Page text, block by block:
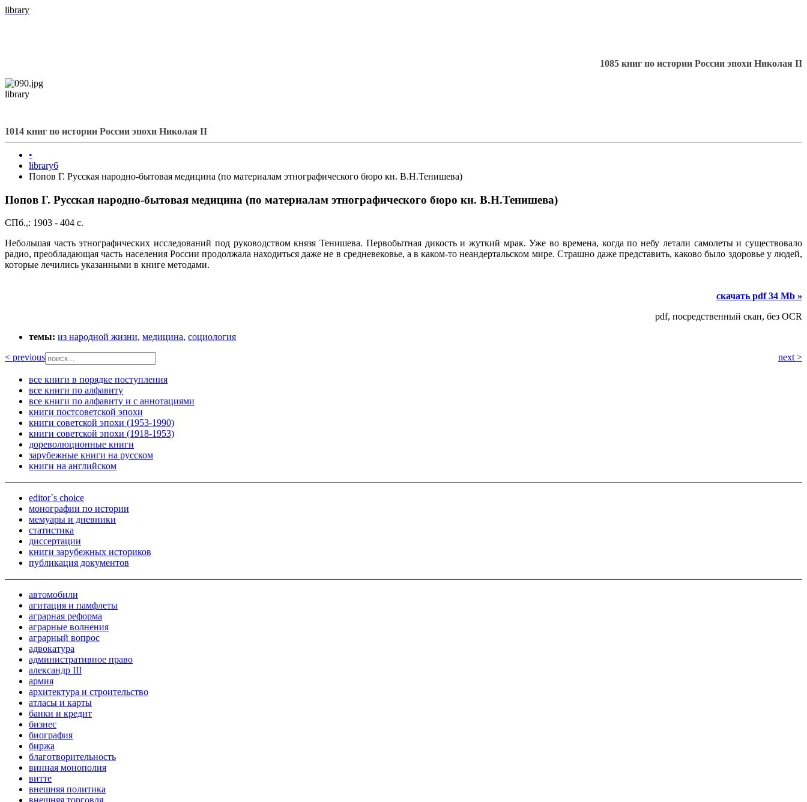
library
1085 книг по истории России эпохи Николая II
library
1014 книг по истории России эпохи Николая II
•
library6
Попов Г. Русская народно-бытовая медицина (по материалам этнографического бюро кн. В.Н.Тенишева)
Попов Г. Русская народно-бытовая медицина (по материалам этнографического бюро кн. В.Н.Тенишева)
СПб.,: 1903 - 404 с.
Небольшая часть этнографических исследований под руководством князя Тенишева. Первобытная дикость и жуткий мрак. Уже во времена, когда по небу летали самолеты и существовало
радио, преобладающая часть населения России продолжала находиться даже не в средневековье, а в каком-то неандертальском мире. Страшно даже представить, каково было здоровье у людей,
которые лечились указанными в книге методами.
скачать pdf 34 Mb »
pdf, посредственный скан, без OCR
темы: из народной жизни, медицина, социология
< previous
next >
все книги в порядке поступления
все книги по алфавиту
все книги по алфавиту и с аннотациями
книги постсоветской эпохи
книги советской эпохи (1953-1990)
книги советской эпохи (1918-1953)
дореволюционные книги
зарубежные книги на русском
книги на английском
editor`s choice
монографии по истории
мемуары и дневники
статистика
диссертации
книги зарубежных историков
публикация документов
автомобили
агитация и памфлеты
аграрная реформа
аграрные волнения
аграрный вопрос
адвокатура
административное право
александр III
армия
архитектура и строительство
атласы и карты
банки и кредит
бизнес
биография
биржа
благотворительность
винная монополия
витте
внешняя политика